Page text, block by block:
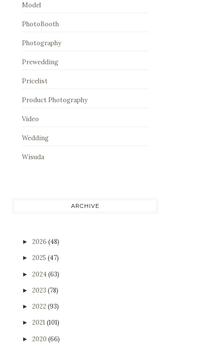
Model
PhotoBooth
Photography
Prewedding
Pricelist
Product Photography
Video
Wedding
Wisuda
ARCHIVE
► 2026 (48)
► 2025 (47)
► 2024(63)
► 2023 (78)
► 2022 (93)
► 2021 (101)
► 2020 (66)